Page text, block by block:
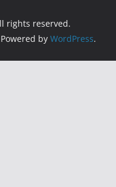
rights reserved.
by WordPress.